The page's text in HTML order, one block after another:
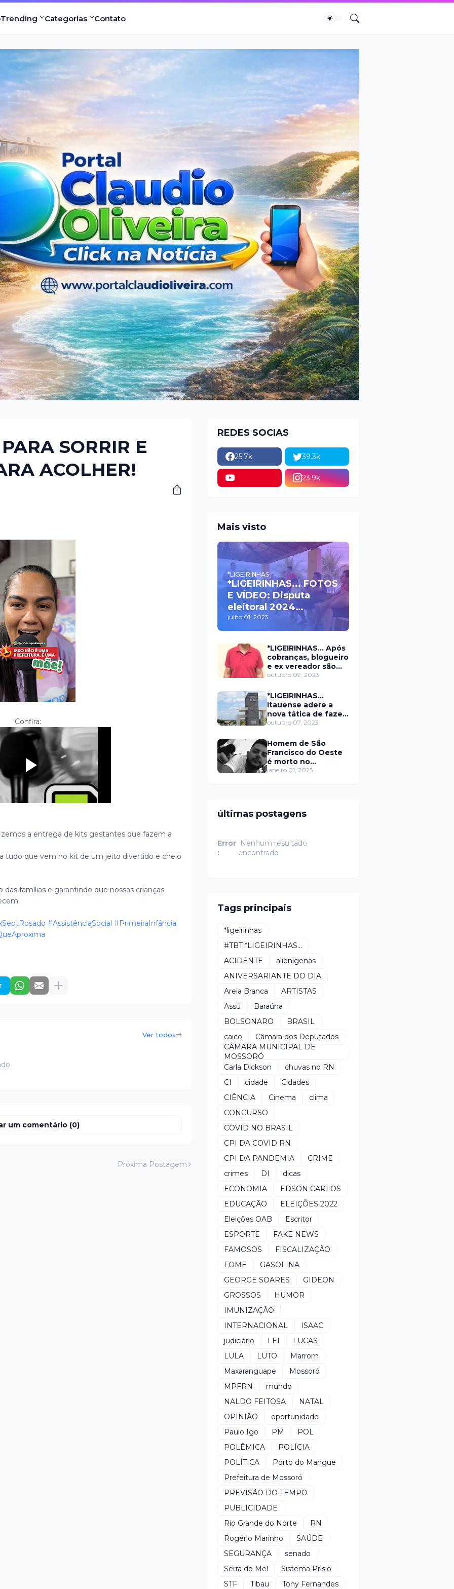
Trending Categorias Contato
SORRIR E
ACOLHER!
Confira:
a entrega de kits gestantes que fazem a
tudo que vem no kit de um jeito divertido e cheio
das famílias e garantindo que nossas crianças
#AssistênciaSocial #PrimeiraInfância
Ver todos
um comentário (0)
Próxima Postagem
REDES SOCIAS
25.7k 39.3k
23.9k
Mais visto
*LIGEIRINHAS
*LIGEIRINHAS... FOTOS
E VÍDEO: Disputa
eleitoral 2024
movimenta políticos
da oposição em Itaú na
escolha do candidato
a prefeito
julho 01, 2023
*LIGEIRINHAS... Após
cobranças, blogueiro
e ex vereador são
xingados pelo
prefeitura de Itaú
outubro 09, 2023
*LIGEIRINHAS...
Itauense adere a
nova tática de fazer
exame através de
outubro 07, 2023
Homem de São
Francisco do Oeste
é morto no
município de
janeiro 01, 2025
últimas postagens
Error
:
Nenhum resultado
encontrado
Tags principais
*ligeirinhas
#TBT *LIGEIRINHAS...
ACIDENTE
alienígenas
ANIVERSARIANTE DO DIA
Areia Branca
ARTISTAS
Assú
Baraúna
BOLSONARO
BRASIL
caico
Câmara dos Deputados
CÂMARA MUNICIPAL DE
MOSSORÓ
Carla Dickson
chuvas no RN
CI
cidade
Cidades
CIÊNCIA
Cinema
clima
CONCURSO
COVID NO BRASIL
CPI DA COVID RN
CPI DA PANDEMIA
CRIME
crimes
DI
dicas
ECONOMIA
EDSON CARLOS
EDUCAÇÃO
ELEIÇÕES 2022
Eleições OAB
Escritor
ESPORTE
FAKE NEWS
FAMOSOS
FISCALIZAÇÃO
FOME
GASOLINA
GEORGE SOARES
GIDEON
GROSSOS
HUMOR
IMUNIZAÇÃO
INTERNACIONAL
ISAAC
judiciário
LEI
LUCAS
LULA
LUTO
Marrom
Maxaranguape
Mossoró
MPFRN
mundo
NALDO FEITOSA
NATAL
OPINIÃO
oportunidade
Paulo Igo
PM
POL
POLÊMICA
POLÍCIA
POLÍTICA
Porto do Mangue
Prefeitura de Mossoró
PREVISÃO DO TEMPO
PUBLICIDADE
Rio Grande do Norte
RN
Rogério Marinho
SAÚDE
SEGURANÇA
senado
Serra do Mel
Sistema Prisio
STF
Tibau Tony Fernandes